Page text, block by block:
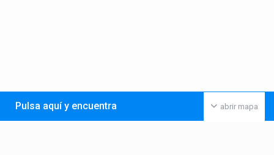
abrir mapa
Pulsa aquí y encuentra